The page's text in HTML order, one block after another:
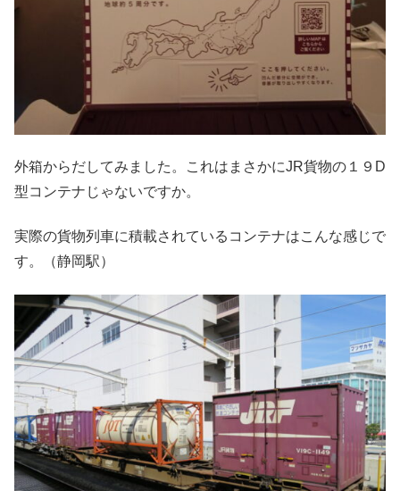
外箱からだしてみました。これはまさかにJR貨物の１９D
型コンテナじゃないですか。
実際の貨物列車に積載されているコンテナはこんな感じで
す。（静岡駅）